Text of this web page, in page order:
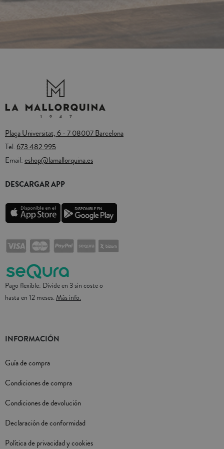
Plaça Universitat, 6 - 7 08007 Barcelona
Tel.673 482 995
Email:eshop@lamallorquina.es
DESCARGAR APP
Pago flexible: Divide en 3 sin coste o
hasta en 12 meses. Más info.
INFORMACIÓN
Guía de compra
Condiciones de compra
Condiciones de devolución
Declaración de conformidad
Política de privacidad y cookies